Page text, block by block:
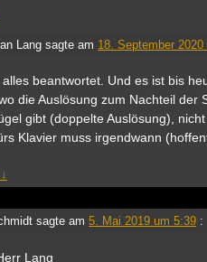
Lang sagte am 18. September 2020
beantwortet. Und es ist bis
die Auslösung zum Nachteil
gibt (doppelte Auslösung),
Klavier muss irgendwann
↓
sagte am 5. Mai 2019 um 5:39 :
Lang